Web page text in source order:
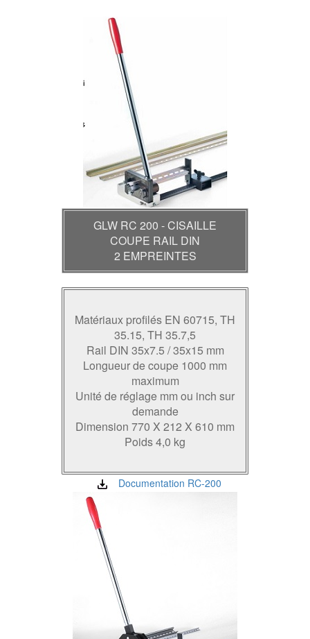
GLW RC 200 - CISAILLE
COUPE RAIL DIN
2 EMPREINTES
Matériaux profilés EN 60715, TH
35.15, TH 35.7,5
Rail DIN 35x7.5 / 35x15 mm
Longueur de coupe 1000 mm
maximum
Unité de réglage mm ou inch sur
demande
Dimension 770 X 212 X 610 mm
Poids 4,0 kg
Documentation RC-200